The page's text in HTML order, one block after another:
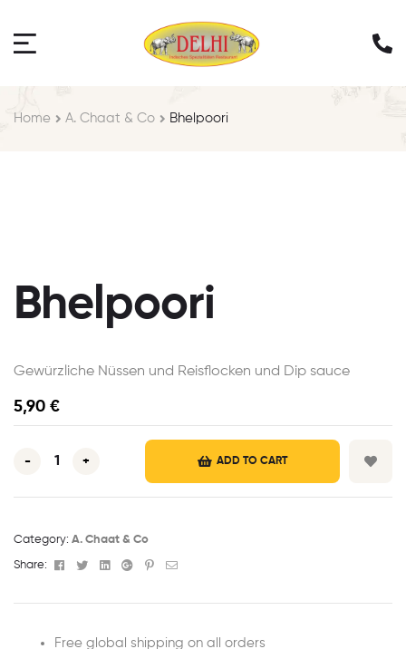
Home A. Chaat & Co Bhelpoori
Bhelpoori
Gewürzliche Nüssen und Reisflocken und Dip sauce
5,90 €
- + ADD TO CART
Category: A. Chaat & Co
Share: Facebook
TwitterLinkedinGoogle+Pinterest
Email
Free global shipping on all orders